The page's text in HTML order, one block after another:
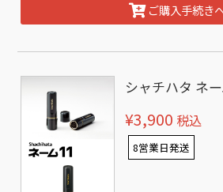
ご購入手続き
シャチハタ ネ
¥3,900 税込
8営業日発送